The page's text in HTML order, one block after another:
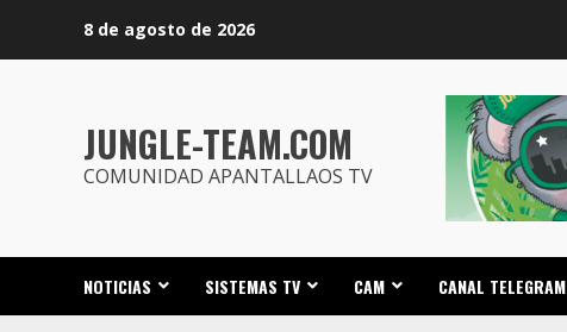
8 de agosto de 2026
JUNGLE-TEAM.COM
COMUNIDAD APANTALLAOS TV
NOTICIAS SISTEMAS TV CAM CANAL TELEGRAM